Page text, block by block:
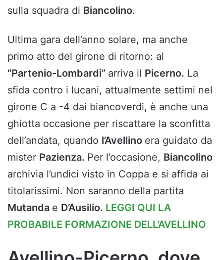
sulla squadra di Biancolino.
Ultima gara dell’anno solare, ma anche
primo atto del girone di ritorno: al
“Partenio-Lombardi” arriva il Picerno. La
sfida contro i lucani, attualmente settimi nel
girone C a -4 dai biancoverdi, è anche una
ghiotta occasione per riscattare la sconfitta
dell’andata, quando l’Avellino era guidato da
mister Pazienza. Per l’occasione, Biancolino
archivia l’undici visto in Coppa e si affida ai
titolarissimi. Non saranno della partita
Mutanda e D’Ausilio. LEGGI QUI LA
PROBABILE FORMAZIONE DELL’AVELLINO